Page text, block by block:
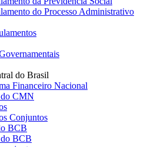
do Processo Administrativo
do Brasil
Financeiro Nacional
do CMN
Conjuntos
BCB
do BCB